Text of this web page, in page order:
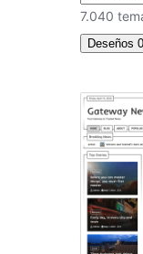
7.040
Deseños 0
Logo